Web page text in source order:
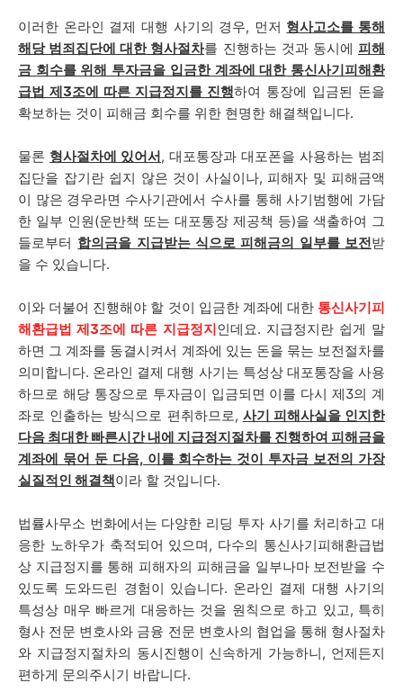
이러한 온라인 결제 대행 사기의 경우, 먼저 형사고소를 통해
해당 범죄집단에 대한 형사절차를 진행하는 것과 동시에 피해
금 회수를 위해 투자금을 입금한 계좌에 대한 통신사기피해환
급법 제3조에 따른 지급정지를 진행하여 통장에 입금된 돈을
확보하는 것이 피해금 회수를 위한 현명한 해결책입니다.
물론 형사절차에 있어서, 대포통장과 대포폰을 사용하는 범죄
집단을 잡기란 쉽지 않은 것이 사실이나, 피해자 및 피해금액
이 많은 경우라면 수사기관에서 수사를 통해 사기범행에 가담
한 일부 인원(운반책 또는 대포통장 제공책 등)을 색출하여 그
들로부터 합의금을 지급받는 식으로 피해금의 일부를 보전받
을 수 있습니다.
이와 더불어 진행해야 할 것이 입금한 계좌에 대한 통신사기피
해환급법 제3조에 따른 지급정지인데요. 지급정지란 쉽게 말
하면 그 계좌를 동결시켜서 계좌에 있는 돈을 묶는 보전절차를
의미합니다. 온라인 결제 대행 사기는 특성상 대포통장을 사용
하므로 해당 통장으로 투자금이 입금되면 이를 다시 제3의 계
좌로 인출하는 방식으로 편취하므로, 사기 피해사실을 인지한
다음 최대한 빠른시간 내에 지급정지절차를 진행하여 피해금을
계좌에 묶어 둔 다음, 이를 회수하는 것이 투자금 보전의 가장
실질적인 해결책이라 할 것입니다.
법률사무소 번화에서는 다양한 리딩 투자 사기를 처리하고 대
응한 노하우가 축적되어 있으며, 다수의 통신사기피해환급법
상 지급정지를 통해 피해자의 피해금을 일부나마 보전받을 수
있도록 도와드린 경험이 있습니다. 온라인 결제 대행 사기의
특성상 매우 빠르게 대응하는 것을 원칙으로 하고 있고, 특히
형사 전문 변호사와 금융 전문 변호사의 협업을 통해 형사절차
와 지급정지절차의 동시진행이 신속하게 가능하니, 언제든지
편하게 문의주시기 바랍니다.